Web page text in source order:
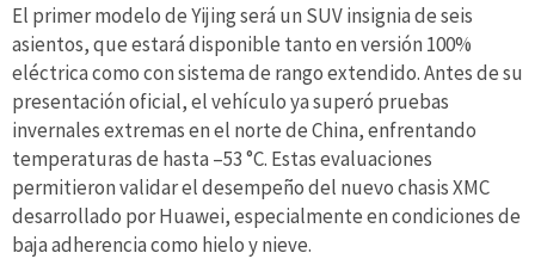
El primer modelo de Yijing será un SUV insignia de seis
asientos, que estará disponible tanto en versión 100%
eléctrica como con sistema de rango extendido. Antes de su
presentación oficial, el vehículo ya superó pruebas
invernales extremas en el norte de China, enfrentando
temperaturas de hasta –53 °C. Estas evaluaciones
permitieron validar el desempeño del nuevo chasis XMC
desarrollado por Huawei, especialmente en condiciones de
baja adherencia como hielo y nieve.